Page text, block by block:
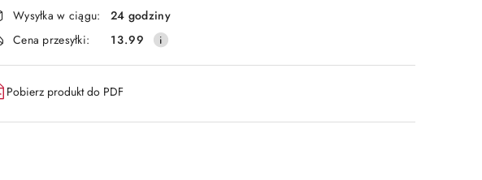
Wysyłka w ciągu:
24 godziny
Cena przesyłki:
13.99
Pobierz produkt do PDF